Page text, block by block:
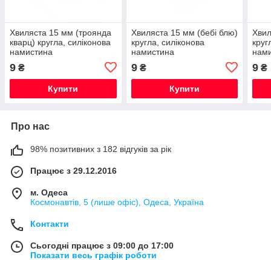
Хвиляста 15 мм (троянда
кварц) кругла, силіконова
намистина
9 ₴
Купити
Хвиляста 15 мм (бебі блю)
кругла, силіконова
намистина
9₴
Купити
9 ₴
Про нас
98% позитивних з 182 відгуків за рік
Працює з 29.12.2016
м. Одеса
Космонавтів, 5 (лише офіс), Одеса, Україна
Контакти
Сьогодні працює з 09:00 до 17:00
Показати весь графік роботи